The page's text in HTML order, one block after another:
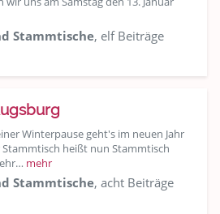
Stammtische, elf Beiträge
Winterpause geht's im neuen Jahr
heißt nun Stammtisch
mehr
Stammtische, acht Beiträge